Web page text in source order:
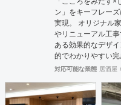
ン」をキーフレー
実現。 オリジナル
やリニューアル工
ある効果的なデザ
的でわかりやすい
地域の自治体様か
をいただいていま
士もおりますので
対応可能な業態 居酒屋